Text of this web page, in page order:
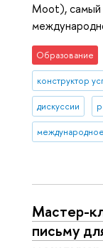
Moot), самый
Образование
конструктор
дискуссии
Мастер-
письму